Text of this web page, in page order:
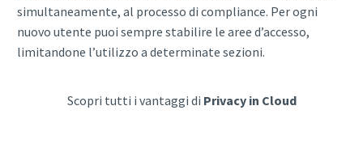
simultaneamente, al processo di compliance. Per ogni
nuovo utente puoi sempre stabilire le aree d’accesso,
limitandone l’utilizzo a determinate sezioni.
Scopri tutti i vantaggi di Privacy in Cloud